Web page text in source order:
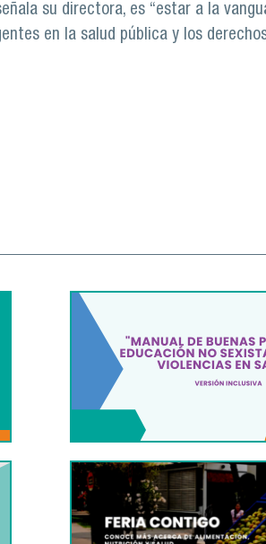
su directora, es “estar a la
en la salud pública y los